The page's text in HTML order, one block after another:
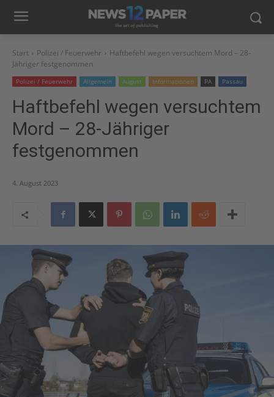
Start Polizei / Feuerwehr
Haftbefehl wegen versuchtem Mord – 28-
Jähriger festgenommen
Polizei / Feuerwehr Allgemein August Informationen PA Passau
Haftbefehl wegen versuchtem
Mord – 28-Jähriger
festgenommen
4. August 2023